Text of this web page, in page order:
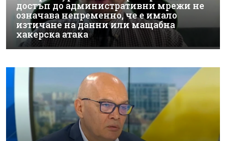
достъп до административни мрежи не
означава непременно, че е имало
изтичане на данни или мащабна
хакерска атака